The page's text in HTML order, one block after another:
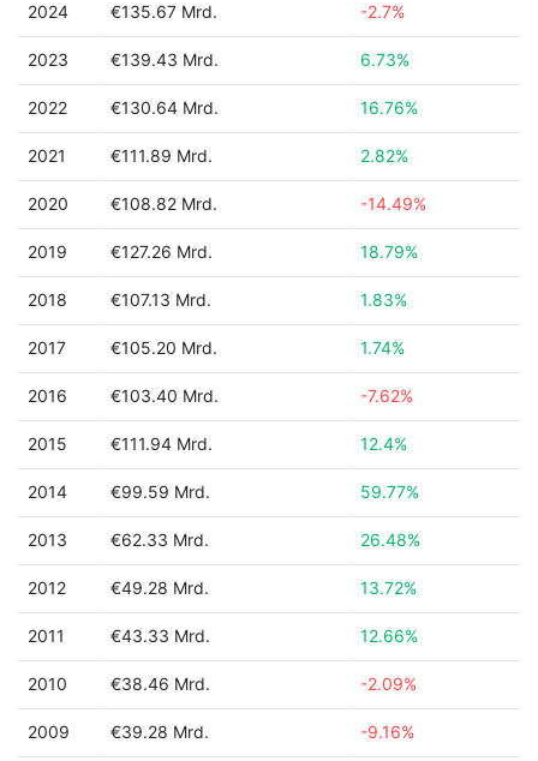
2024 €135.67 Mrd. -2.7%
2023 €139.43 Mrd. 6.73%
2022 €130.64 Mrd. 16.76%
2021 €111.89 Mrd. 2.82%
2020 €108.82 Mrd. -14.49%
2019 €127.26 Mrd. 18.79%
2018 €107.13 Mrd. 1.83%
2017 €105.20 Mrd. 1.74%
2016 €103.40 Mrd. -7.62%
2015 €111.94 Mrd. 12.4%
2014 €99.59 Mrd. 59.77%
2013 €62.33 Mrd. 26.48%
2012 €49.28 Mrd. 13.72%
2011 €43.33 Mrd. 12.66%
2010 €38.46 Mrd. -2.09%
2009 €39.28 Mrd. -9.16%